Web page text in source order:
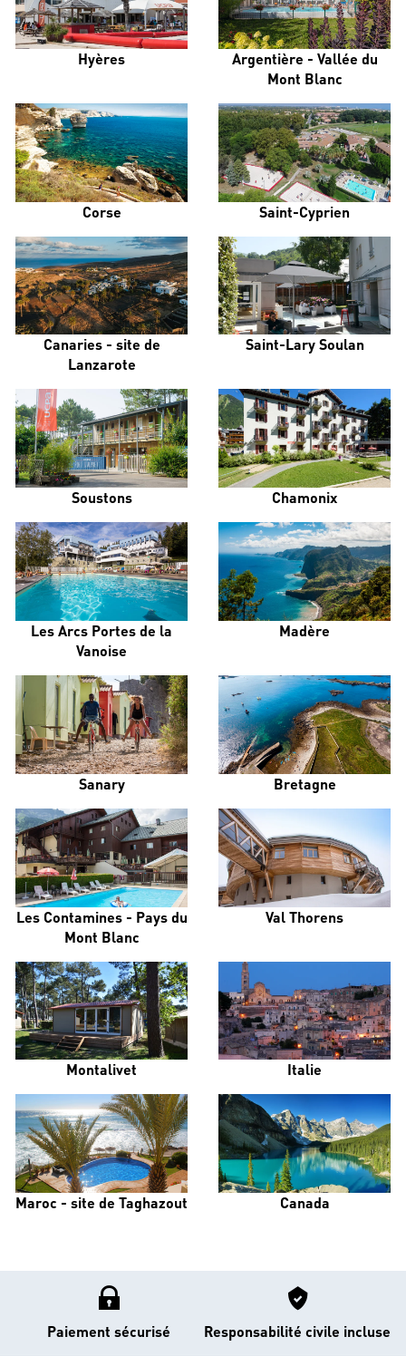
Hyères
Argentière - Vallée du
Mont Blanc
Corse Saint-Cyprien
Canaries - site de
Lanzarote
Saint-Lary Soulan
Soustons Chamonix
Les Arcs Portes de la
Vanoise
Madère
Sanary Bretagne
Les Contamines - Pays du
Mont Blanc
Val Thorens
Montalivet Italie
Maroc - site de Taghazout Canada
Paiement sécurisé Responsabilité civile incluse